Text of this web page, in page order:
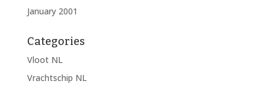
January 2001
Categories
Vloot NL
Vrachtschip NL